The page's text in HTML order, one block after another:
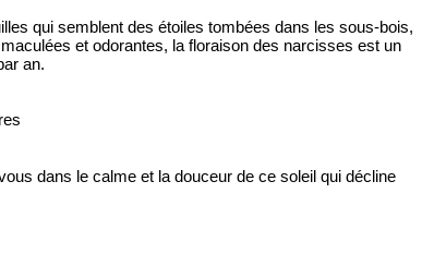
qui semblent des étoiles tombées dans les sous-bois,
et odorantes, la floraison des narcisses est un
an.
dans le calme et la douceur de ce soleil qui décline